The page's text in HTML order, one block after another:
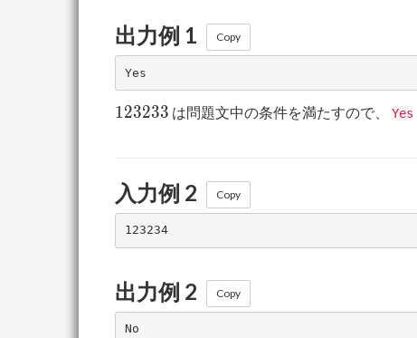
出力例 1 Copy
123233
123233 は問題文中の条件を満たすので、 Yes
入力例 2 Copy
123234
出力例 2 Copy